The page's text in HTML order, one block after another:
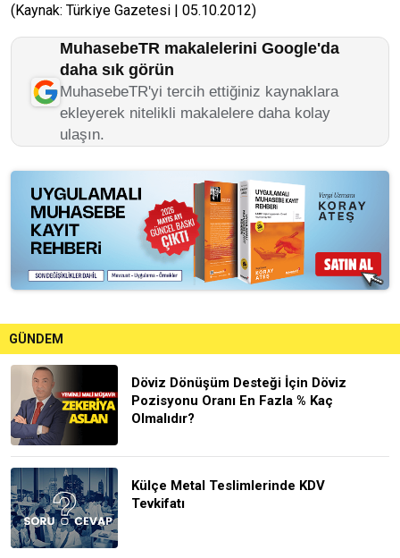
(Kaynak: Türkiye Gazetesi | 05.10.2012)
MuhasebeTR makalelerini Google'da
daha sık görün
MuhasebeTR'yi tercih ettiğiniz kaynaklara
ekleyerek nitelikli makalelere daha kolay
ulaşın.
GÜNDEM
Döviz Dönüşüm Desteği İçin Döviz
Pozisyonu Oranı En Fazla % Kaç
Olmalıdır?
Külçe Metal Teslimlerinde KDV
Tevkifatı